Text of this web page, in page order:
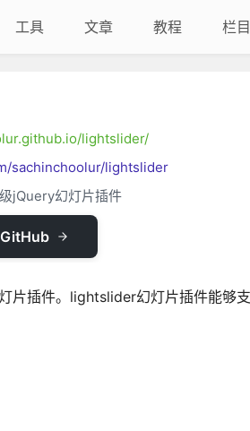
工具 文章 教程 栏目
lightslider/
sachinchoolur/lightslider
jQuery幻灯片插件
GitHub
片插件。lightslider幻灯片插件能够